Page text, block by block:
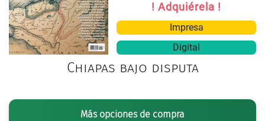
! Adquiérela !
Impresa
Digital
Chiapas bajo disputa
Más opciones de compra